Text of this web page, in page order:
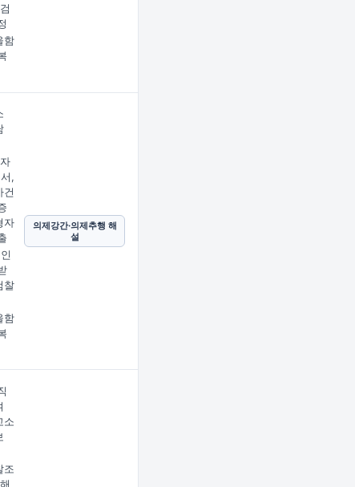
함
,
건
자
찰
함
의제강간·의제추행 해
설
소
조